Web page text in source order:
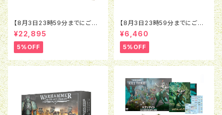
【8月3日23時59分までにご予
約で5％OFF】ウォーハンマー4
0K：コンバットパトロール：バト
ルゾーン
¥22,895
5%OFF
【8月3日23時59分までにご予
約で5％OFF】ホルスヘレシー：
レギオネス・アスタルテス：コン
ビウェポン＆ショットガン アップ
グレード
¥6,460
5%OFF